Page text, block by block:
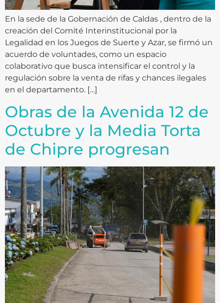
En la sede de la Gobernación de Caldas , dentro de la
creación del Comité Interinstitucional por la
Legalidad en los Juegos de Suerte y Azar, se firmó un
acuerdo de voluntades, como un espacio
colaborativo que busca intensificar el control y la
regulación sobre la venta de rifas y chances ilegales
en el departamento. […]
Obras de la Avenida 12 de
Octubre y la Media Torta
de Chipre progresan